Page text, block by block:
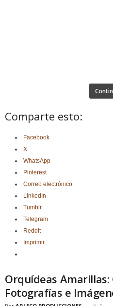
Comparte esto:
Facebook
X
WhatsApp
Pinterest
Correo electrónico
LinkedIn
Tumblr
Telegram
Reddit
Imprimir
Orquídeas Amarillas:
Fotografías e